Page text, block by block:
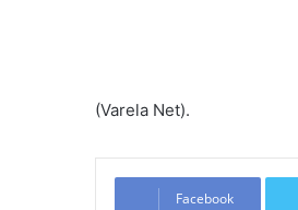
(Varela Net).
Facebook